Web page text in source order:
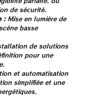
de sécurité.
:Mise en lumière de
basse
de solutions
pour une
et automatisation
simplifiée et une